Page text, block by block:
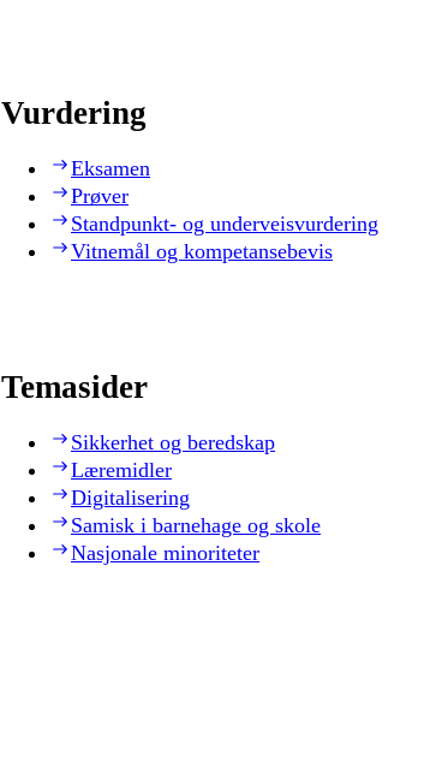
Vurdering
Eksamen
Prøver
Standpunkt- og underveisvurdering
Vitnemål og kompetansebevis
Temasider
Sikkerhet og beredskap
Læremidler
Digitalisering
Samisk i barnehage og skole
Nasjonale minoriteter